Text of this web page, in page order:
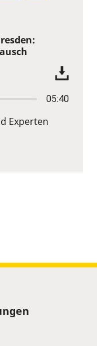
05:40
Experten